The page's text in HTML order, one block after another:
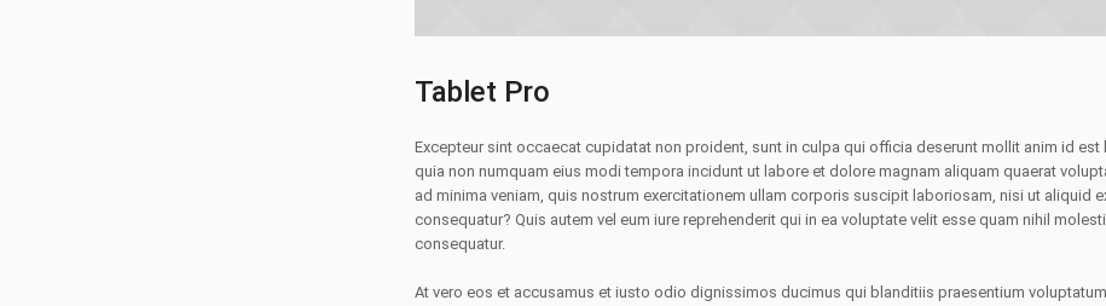
Tablet Pro
Excepteur sint occaecat cupidatat non proident, sunt in culpa qui officia deserunt mollit anim id est
quia non numquam eius modi tempora incidunt ut labore et dolore magnam aliquam quaerat
ad minima veniam, quis nostrum exercitationem ullam corporis suscipit laboriosam, nisi ut aliquid
consequatur? Quis autem vel eum iure reprehenderit qui in ea voluptate velit esse quam nihil
consequatur.
At vero eos et accusamus et iusto odio dignissimos ducimus qui blanditiis praesentium